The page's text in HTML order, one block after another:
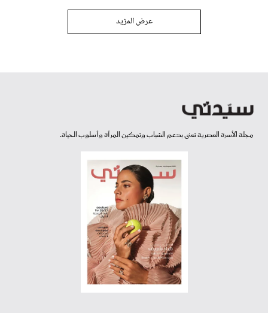
عرض المزيد
مجلة الأسرة العصرية تعنى بدعم الشباب وتمكين المرأة وأسلوب الحياة.